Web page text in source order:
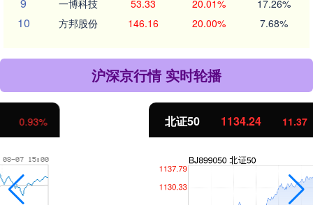
一博科技 53.33 20.01% 17.26%
10 方邦股份 146.16 20.00% 7.68%
沪深京行情 实时轮播
11.37 1.01%